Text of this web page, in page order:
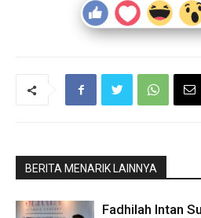
BERITA MENARIK LAINNYA
Fadhilah Intan